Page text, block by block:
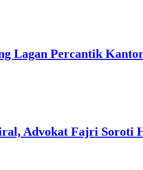
Lagan Percantik
Advokat Fajri Soroti